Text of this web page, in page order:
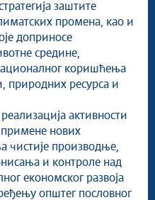
заштите
промена, као и
доприносе
средине,
коришћења
природних ресурса и
активности
примене нових
чистије производње,
и контроле над
економског развоја
општег пословног